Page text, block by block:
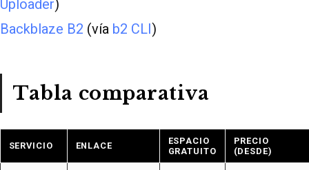
Uploader)
Backblaze B2 (vía b2 CLI)
Tabla comparativa
SERVICIO ENLACE
ESPACIO
GRATUITO
PRECIO
(DESDE)